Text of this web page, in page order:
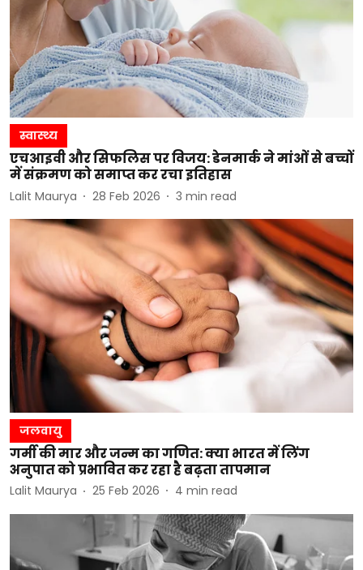
स्वास्थ्य
एचआइवी और सिफलिस पर विजय: डेनमार्क ने मांओं से बच्चों
में संक्रमण को समाप्त कर रचा इतिहास
Lalit Maurya 28 Feb 2026 3 min read
जलवायु
गर्मी की मार और जन्म का गणित: क्या भारत में लिंग
अनुपात को प्रभावित कर रहा है बढ़ता तापमान
Lalit Maurya 25 Feb 2026 4 min read